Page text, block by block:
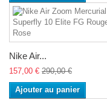
Nike Air...
157,00 € 290,00 €
Ajouter au panier